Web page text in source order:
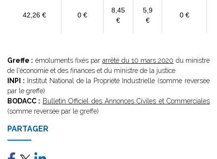
42,26 € 0 €
8,45
€
5,9
€
0 €
Greffe : émoluments fixés pararrêté du 10 mars 2020 du ministre
de l'économie et des finances et du ministre de la justice
INPI : Institut National de la Propriété Industrielle (somme reversée
par le greffe)
BODACC : Bulletin Officiel des Annonces Civiles et Commerciales
(somme reversée par le greffe)
PARTAGER